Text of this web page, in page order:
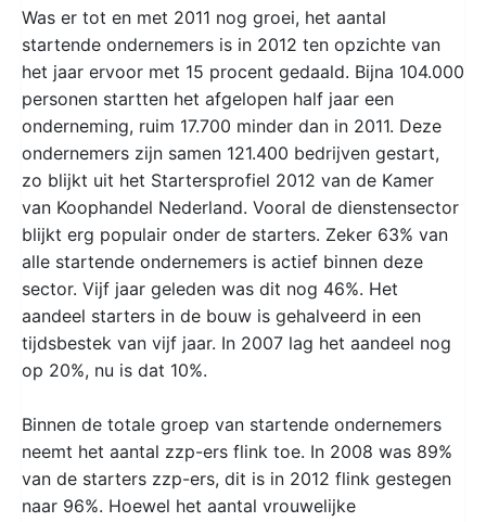
Was er tot en met 2011 nog groei, het aantal
startende ondernemers is in 2012 ten opzichte van
het jaar ervoor met 15 procent gedaald. Bijna 104.000
personen startten het afgelopen half jaar een
onderneming, ruim 17.700 minder dan in 2011. Deze
ondernemers zijn samen 121.400 bedrijven gestart,
zo blijkt uit het Startersprofiel 2012 van de Kamer
van Koophandel Nederland. Vooral de dienstensector
blijkt erg populair onder de starters. Zeker 63% van
alle startende ondernemers is actief binnen deze
sector. Vijf jaar geleden was dit nog 46%. Het
aandeel starters in de bouw is gehalveerd in een
tijdsbestek van vijf jaar. In 2007 lag het aandeel nog
op 20%, nu is dat 10%.
Binnen de totale groep van startende ondernemers
neemt het aantal zzp-ers flink toe. In 2008 was 89%
van de starters zzp-ers, dit is in 2012 flink gestegen
naar 96%. Hoewel het aantal vrouwelijke